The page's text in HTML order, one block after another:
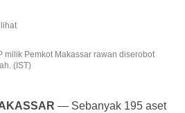
milik Pemkot Makassar rawan diserobot
(IST)
— Sebanyak 195 aset